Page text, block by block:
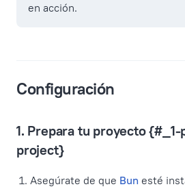
en acción.
Configuración
1. Prepara tu proyecto
project}
Asegúrate de que Bun esté